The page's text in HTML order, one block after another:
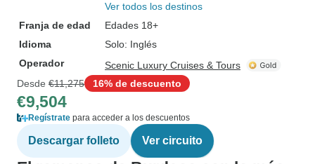
Ver todos los destinos
Franja de edad
Edades 18+
Idioma
Solo: Inglés
Operador
Scenic Luxury Cruises & Tours
Desde €11,275 16% de descuento
€9,504
Regístrate para acceder a los descuentos
Descargar folleto Ver circuito